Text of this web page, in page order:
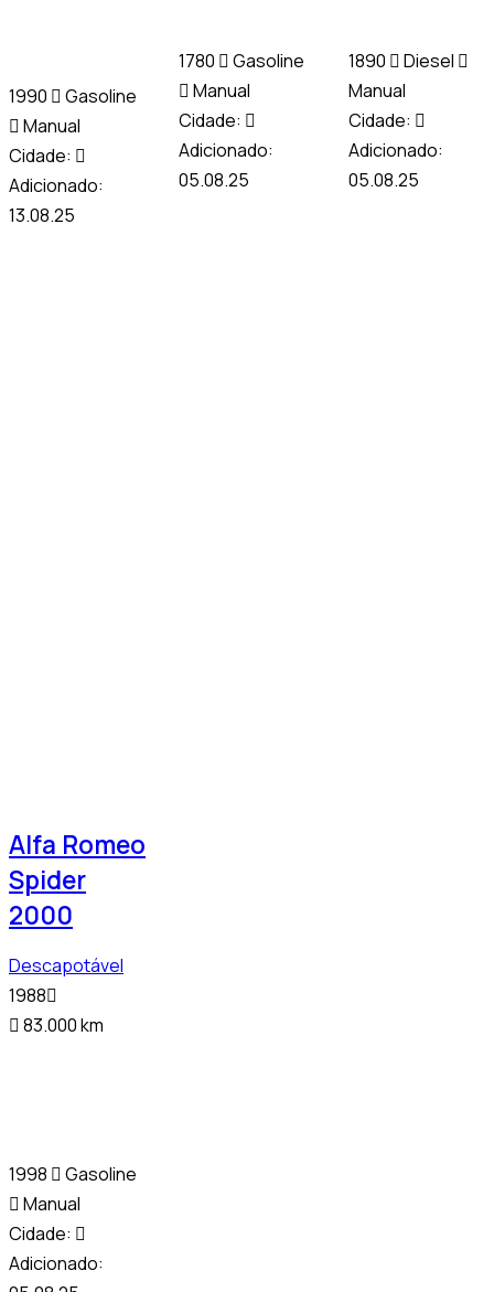
1990
Gasoline
Manual
Cidade:
Adicionado:
13.08.25
1780
Gasoline
Manual
Cidade:
Adicionado:
05.08.25
1890
Diesel
Manual
Cidade:
Adicionado:
05.08.25
Alfa Romeo
Spider
2000
Descapotável
1988
83.000 km
1998
Gasoline
Manual
Cidade:
Adicionado: